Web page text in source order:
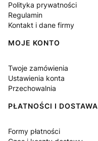
Polityka prywatności
Regulamin
Kontakt i dane firmy
MOJE KONTO
Twoje zamówienia
Ustawienia konta
Przechowalnia
PŁATNOŚCI I DOSTAWA
Formy płatności